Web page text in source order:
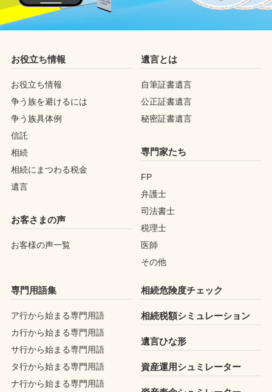
お役立ち情報
お役立ち情報
争う族を避けるには
争う族具体例
信託
相続
相続にまつわる税金
遺言
お客さまの声
お客様の声一覧
遺言とは
自筆証書遺言
公正証書遺言
秘密証書遺言
専門家たち
FP
弁護士
司法書士
税理士
医師
その他
専門用語集
ア行から始まる専門用語
カ行から始まる専門用語
サ行から始まる専門用語
タ行から始まる専門用語
ナ行から始まる専門用語
相続危険度チェック
相続税額シミュレーション
遺言ひな形
資産運用シュミレーター